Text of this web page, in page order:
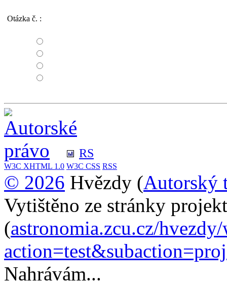
Otázka č. :
RS
W3C XHTML 1.0 W3C CSS RSS
© 2026 Hvězdy (Autorský
Vytištěno ze stránky
(astronomia.zcu.cz/
Nahrávám...